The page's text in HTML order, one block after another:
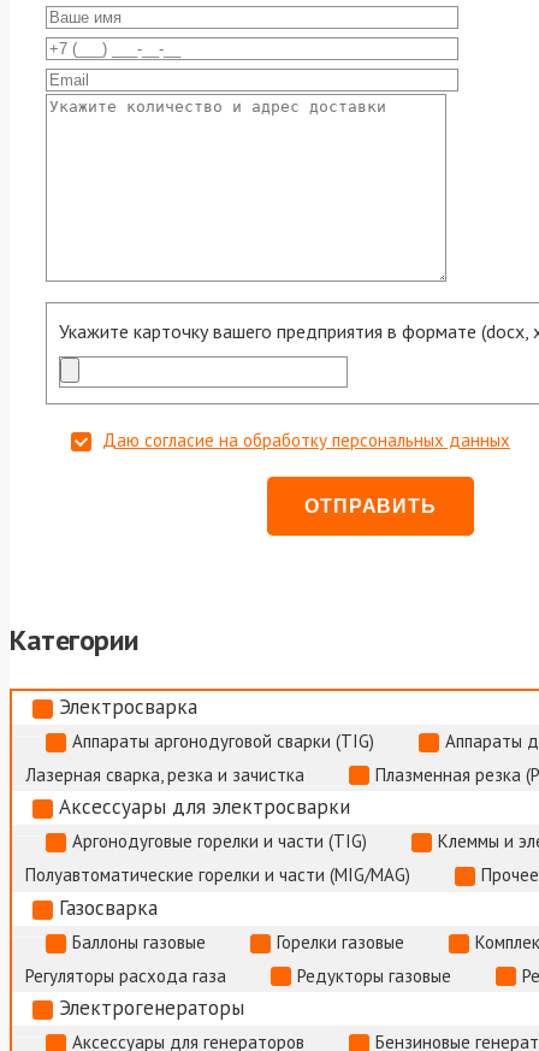
Укажите карточку вашего предприятия в формате (docx,
Даю согласие на обработку персональных данных
Категории
Электросварка
Аппараты аргонодуговой сварки (TIG)
Аппараты
Лазерная сварка, резка и зачистка
Плазменная резка
Аксессуары для электросварки
Аргонодуговые горелки и части (TIG)
Клеммы и
Полуавтоматические горелки и части (MIG/MAG)
Газосварка
Баллоны газовые Горелки газовые
Регуляторы расхода газа
Редукторы газовые
Электрогенераторы
Аксессуары для генераторов Бензиновые